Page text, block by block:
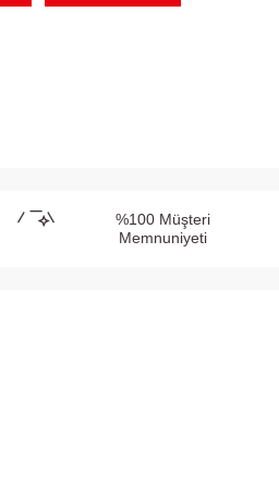
%100 Müşteri
Memnuniyeti